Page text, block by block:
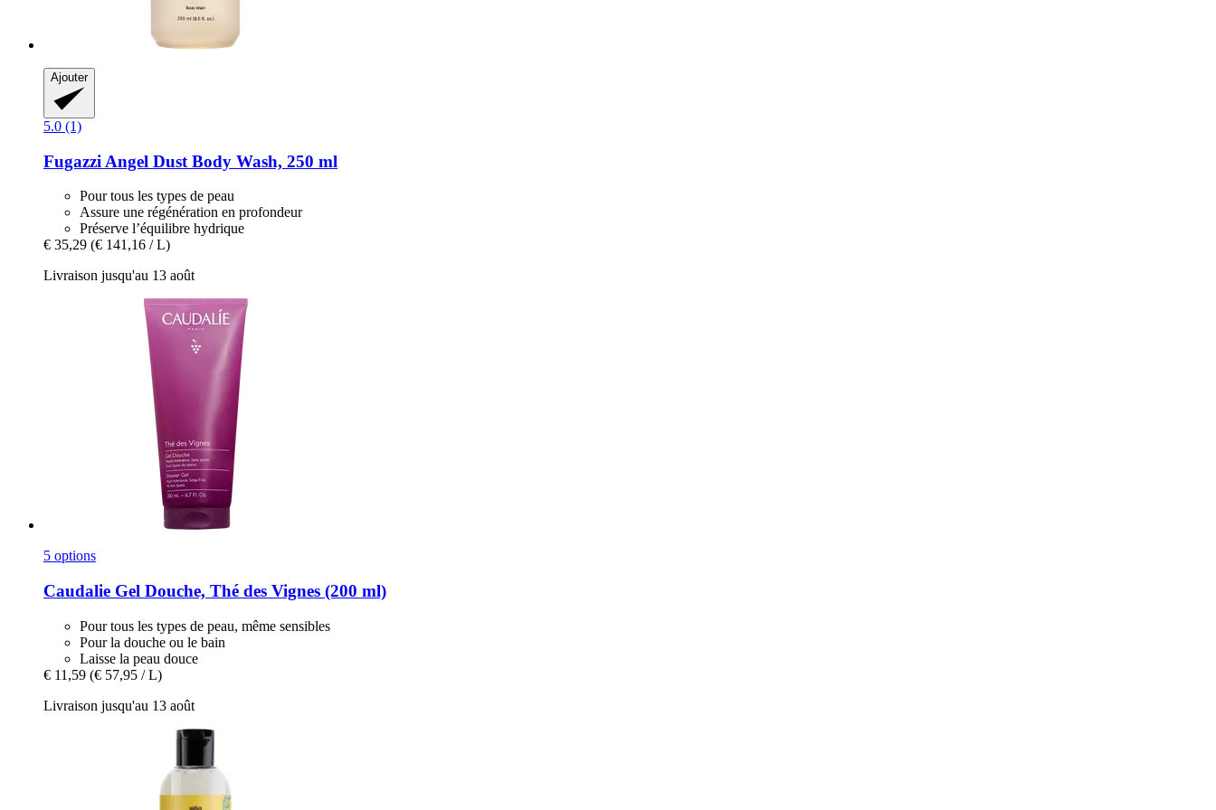
Ajouter
5.0 (1)
Fugazzi Angel Dust Body Wash, 250 ml
Pour tous les types de peau
Assure une régénération en profondeur
Préserve l’équilibre hydrique
€ 35,29 (€ 141,16 / L)
Livraison jusqu'au 13 août
5 options
Caudalie Gel Douche, Thé des Vignes (200 ml)
Pour tous les types de peau, même sensibles
Pour la douche ou le bain
Laisse la peau douce
€ 11,59 (€ 57,95 / L)
Livraison jusqu'au 13 août